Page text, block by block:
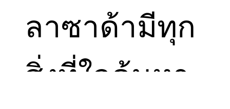
ลาซาด้ามีทุก
สิ่งที่ใจค้นหา